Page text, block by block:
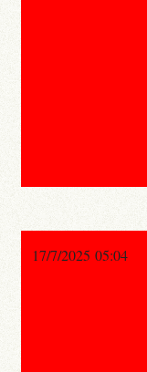
17/7/2025 05:04